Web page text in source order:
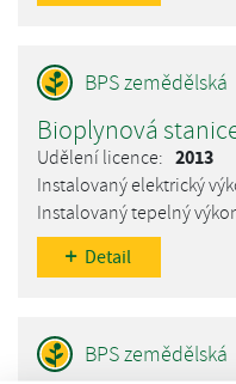
Bioplynová
2013
Detail